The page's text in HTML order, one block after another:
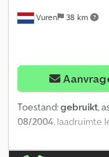
Vuren 38 km
Toestand:gebruikt,
08/2004, laadruimte
totale breedte:2.550